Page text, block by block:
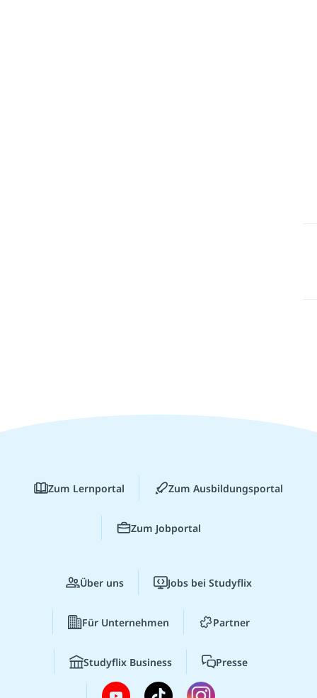
Zum Lernportal Zum Ausbildungsportal
Zum Jobportal
Über uns Jobs bei Studyflix
Für Unternehmen Partner
Studyflix Business Presse